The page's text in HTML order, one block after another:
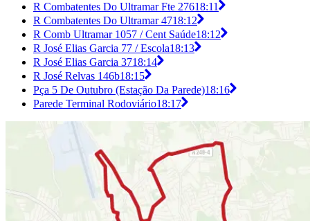
R Combatentes Do Ultramar Fte 27618:11
R Combatentes Do Ultramar 4718:12
R Comb Ultramar 1057 / Cent Saúde18:12
R José Elias Garcia 77 / Escola18:13
R José Elias Garcia 3718:14
R José Relvas 146b18:15
Pça 5 De Outubro (Estação Da Parede)18:16
Parede Terminal Rodoviário18:17